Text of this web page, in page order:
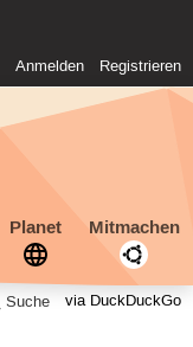
Anmelden Registrieren
Planet Mitmachen
via DuckDuckGo